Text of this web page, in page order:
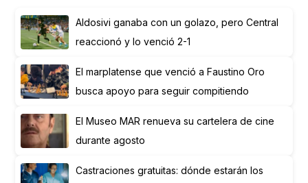
Aldosivi ganaba con un golazo, pero Central
reaccionó y lo venció 2-1
El marplatense que venció a Faustino Oro
busca apoyo para seguir compitiendo
El Museo MAR renueva su cartelera de cine
durante agosto
Castraciones gratuitas: dónde estarán los